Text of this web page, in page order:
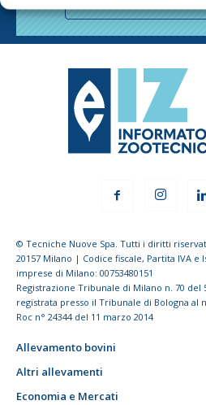
© Tecniche Nuove Spa. Tutti i diritti
20157 Milano | Codice fiscale, Partita IVA e
imprese di Milano: 00753480151
Registrazione Tribunale di Milano n. 70 del
registrata presso il Tribunale di Bologna al
Roc n° 24344 del 11 marzo 2014
Allevamento bovini
Altri allevamenti
Economia e Mercati